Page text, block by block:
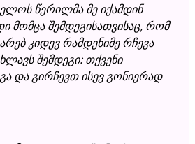
წერილმა მე იქამდინ
მომცა შემდეგისათვისაც, რომ
კიდევ რამდენიმე რჩევა
შემდეგი: თქვენი
და გირჩევთ ისევ გონიერად